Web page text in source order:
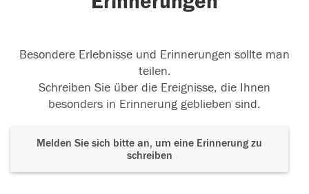
Besondere Erlebnisse und Erinnerungen sollte man
teilen.
Schreiben Sie über die Ereignisse, die Ihnen
besonders in Erinnerung geblieben sind.
Melden Sie sich bitte an, um eine Erinnerung zu
schreiben